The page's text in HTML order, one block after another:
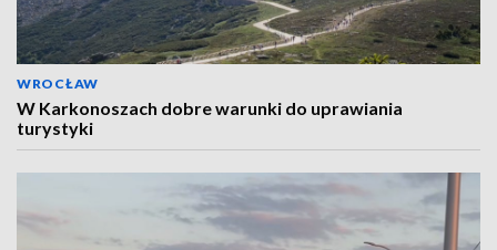
WROCŁAW
W Karkonoszach dobre warunki do uprawiania
turystyki